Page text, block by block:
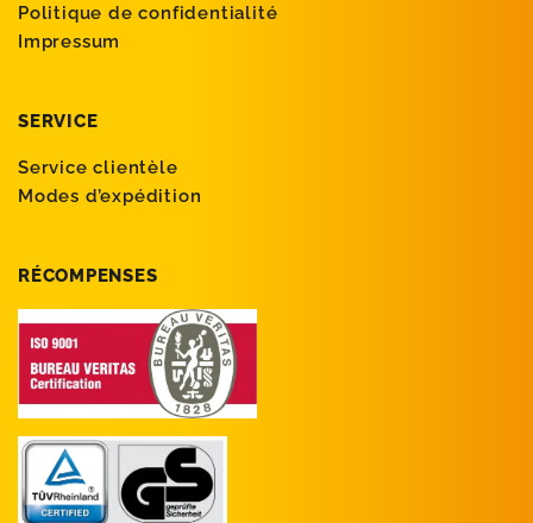
Politique de confidentialité
Impressum
SERVICE
Service clientèle
Modes d’expédition
RÉCOMPENSES